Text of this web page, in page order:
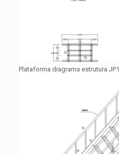
Plataforma diagrama estrutura JP1